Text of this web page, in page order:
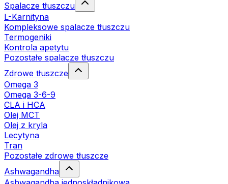
Spalacze tłuszczu
L-Karnityna
Kompleksowe spalacze tłuszczu
Termogeniki
Kontrola apetytu
Pozostałe spalacze tłuszczu
Zdrowe tłuszcze
Omega 3
Omega 3-6-9
CLA i HCA
Olej MCT
Olej z kryla
Lecytyna
Tran
Pozostałe zdrowe tłuszcze
Ashwagandha